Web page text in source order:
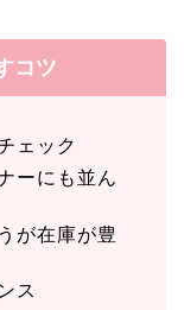
コツ
ェック
ーにも並ん
が在庫が豊
ス